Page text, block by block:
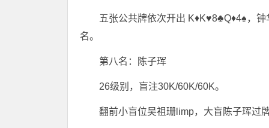
五张公共牌依次开出 K♦K♥8♣Q♦4♠，
名。
第八名：陈子珲
26级别，盲注30K/60K/60K。
翻前小盲位吴祖珊limp，大盲陈子珲过